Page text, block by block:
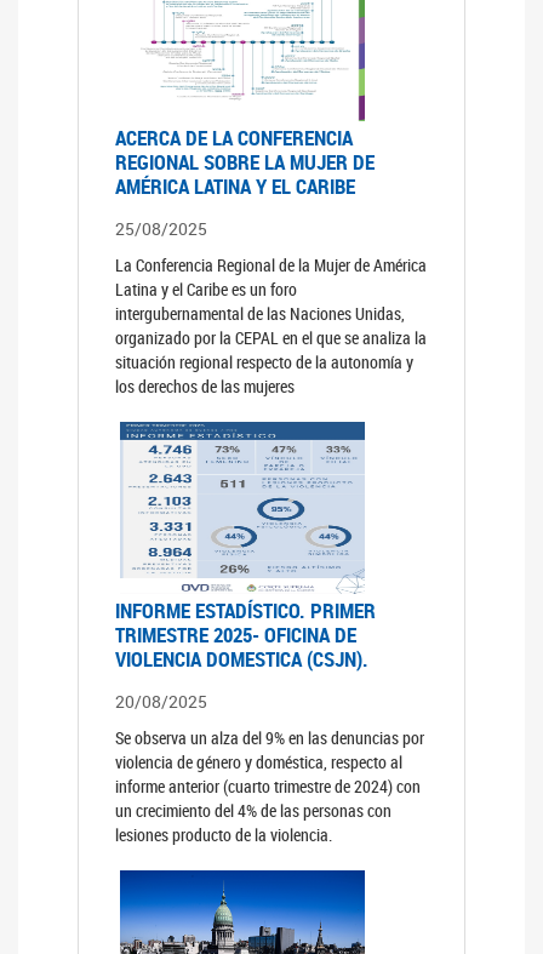
ACERCA DE LA CONFERENCIA
REGIONAL SOBRE LA MUJER DE
AMÉRICA LATINA Y EL CARIBE
25/08/2025
La Conferencia Regional de la Mujer de América
Latina y el Caribe es un foro
intergubernamental de las Naciones Unidas,
organizado por la CEPAL en el que se analiza la
situación regional respecto de la autonomía y
los derechos de las mujeres
INFORME ESTADÍSTICO. PRIMER
TRIMESTRE 2025- OFICINA DE
VIOLENCIA DOMESTICA (CSJN).
20/08/2025
Se observa un alza del 9% en las denuncias por
violencia de género y doméstica, respecto al
informe anterior (cuarto trimestre de 2024) con
un crecimiento del 4% de las personas con
lesiones producto de la violencia.